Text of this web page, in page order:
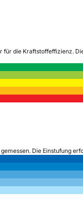
für die Kraftstoffeffizienz.
Die Einstufung